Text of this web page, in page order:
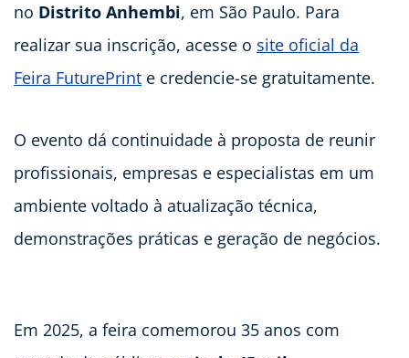
no Distrito Anhembi, em São Paulo. Para
realizar sua inscrição, acesse o site oficial da
Feira FuturePrint e credencie-se gratuitamente.
O evento dá continuidade à proposta de reunir
profissionais, empresas e especialistas em um
ambiente voltado à atualização técnica,
demonstrações práticas e geração de negócios.
Em 2025, a feira comemorou 35 anos com